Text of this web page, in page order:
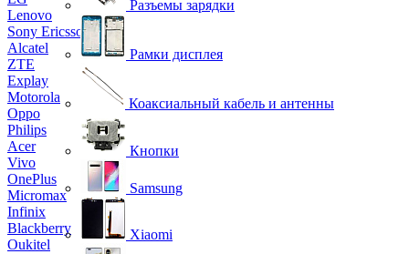
Lenovo
Sony Ericsson
Alcatel
ZTE
Explay
Motorola
Oppo
Philips
Acer
Vivo
OnePlus
Micromax
Infinix
Blackberry
Oukitel
Разъемы зарядки
Рамки дисплея
Коаксиальный кабель и антенны
Кнопки
Samsung
Xiaomi